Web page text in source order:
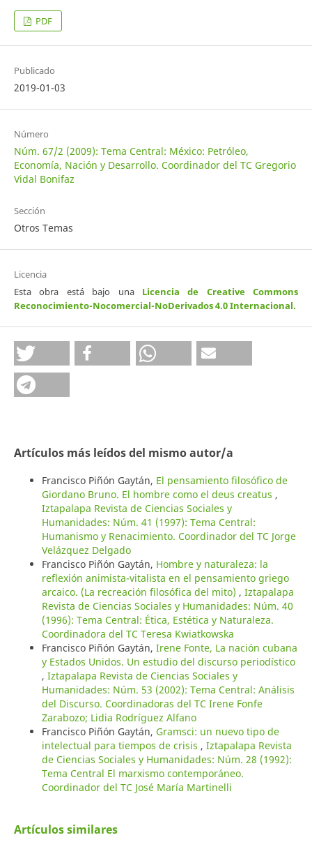
PDF
Publicado
2019-01-03
Número
Núm. 67/2 (2009): Tema Central: México: Petróleo,
Economía, Nación y Desarrollo. Coordinador del TC Gregorio
Vidal Bonifaz
Sección
Otros Temas
Licencia
Esta obra está bajo una Licencia de Creative Commons
Reconocimiento-Nocomercial-NoDerivados 4.0 Internacional.
Artículos más leídos del mismo autor/a
Francisco Piñón Gaytán, El pensamiento filosófico de
Giordano Bruno. El hombre como el deus creatus ,
Iztapalapa Revista de Ciencias Sociales y
Humanidades: Núm. 41 (1997): Tema Central:
Humanismo y Renacimiento. Coordinador del TC Jorge
Velázquez Delgado
Francisco Piñón Gaytán, Hombre y naturaleza: la
reflexión animista-vitalista en el pensamiento griego
arcaico. (La recreación filosófica del mito) , Iztapalapa
Revista de Ciencias Sociales y Humanidades: Núm. 40
(1996): Tema Central: Ética, Estética y Naturaleza.
Coordinadora del TC Teresa Kwiatkowska
Francisco Piñón Gaytán, Irene Fonte, La nación cubana
y Estados Unidos. Un estudio del discurso periodístico
, Iztapalapa Revista de Ciencias Sociales y
Humanidades: Núm. 53 (2002): Tema Central: Análisis
del Discurso. Coordinadoras del TC Irene Fonfe
Zarabozo; Lidia Rodríguez Alfano
Francisco Piñón Gaytán, Gramsci: un nuevo tipo de
intelectual para tiempos de crisis , Iztapalapa Revista
de Ciencias Sociales y Humanidades: Núm. 28 (1992):
Tema Central El marxismo contemporáneo.
Coordinador del TC José María Martinelli
Artículos similares